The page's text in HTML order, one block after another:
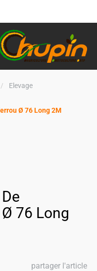
Elevage
Ø 76 Long 2M
76 Long
partager l'article